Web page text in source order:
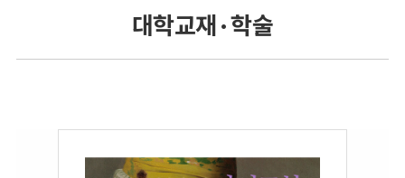
대학교재 · 학술